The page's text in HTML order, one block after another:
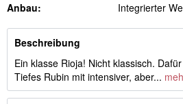
Anbau:
Integrierter
Beschreibung
Ein klasse Rioja! Nicht klassisch.
Tiefes Rubin mit intensiver, aber...